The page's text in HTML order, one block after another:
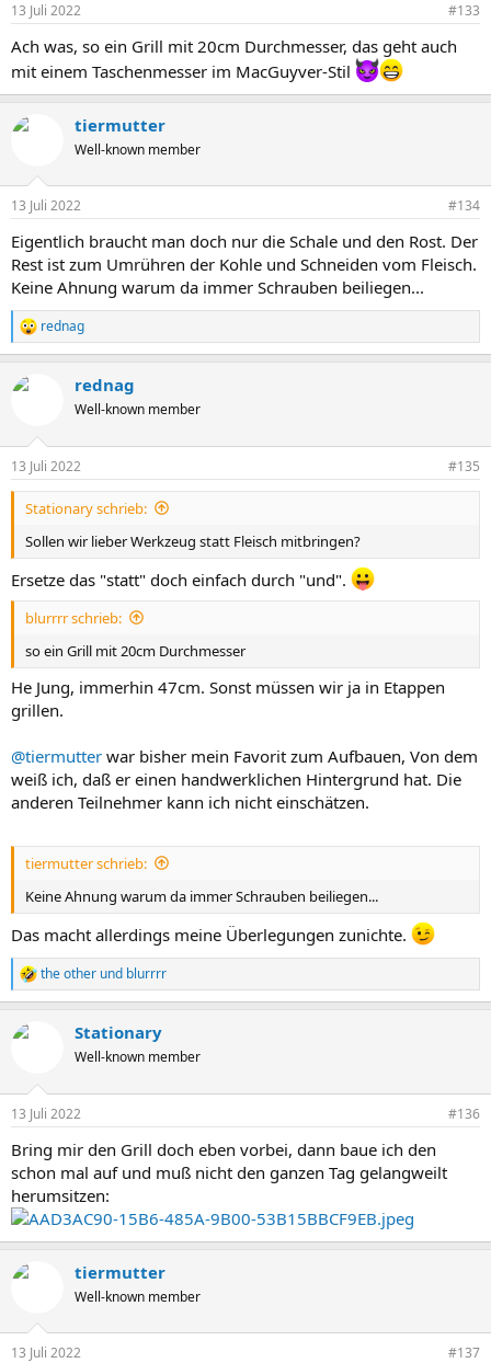
e
:
13 Juli 2022 #133
Ach was, so ein Grill mit 20cm Durchmesser, das geht auch
mit einem Taschenmesser im MacGuyver-Stil
tiermutter
Well-known member
13 Juli 2022 #134
Eigentlich braucht man doch nur die Schale und den Rost. Der
Rest ist zum Umrühren der Kohle und Schneiden vom Fleisch.
Keine Ahnung warum da immer Schrauben beiliegen...
R
e
k
e
n
rednag
rednag
Well-known member
13 Juli 2022 #135
Stationary schrieb:
Sollen wir lieber Werkzeug statt Fleisch mitbringen?
Ersetze das "statt" doch einfach durch "und".
blurrrr schrieb:
so ein Grill mit 20cm Durchmesser
He Jung, immerhin 47cm. Sonst müssen wir ja in Etappen
grillen.
@tiermutter war bisher mein Favorit zum Aufbauen, Von dem
weiß ich, daß er einen handwerklichen Hintergrund hat. Die
anderen Teilnehmer kann ich nicht einschätzen.
tiermutter schrieb:
Keine Ahnung warum da immer Schrauben beiliegen...
Das macht allerdings meine Überlegungen zunichte.
R
e
k
e
:
the other und blurrrr
Stationary
Well-known member
13 Juli 2022 #136
Bring mir den Grill doch eben vorbei, dann baue ich den
schon mal auf und muß nicht den ganzen Tag gelangweilt
herumsitzen:
tiermutter
Well-known member
13 Juli 2022 #137